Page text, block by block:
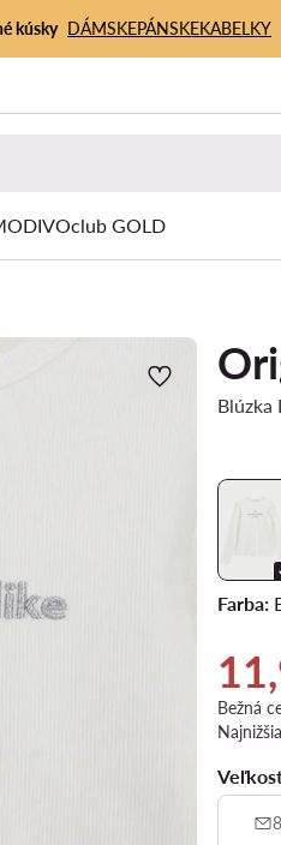
kúsky DÁMSKEPÁNSKEKABELKY
GOLD
Blúzka
Farba:
Bežná